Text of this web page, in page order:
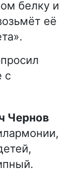
белку и
её
с
Чернов